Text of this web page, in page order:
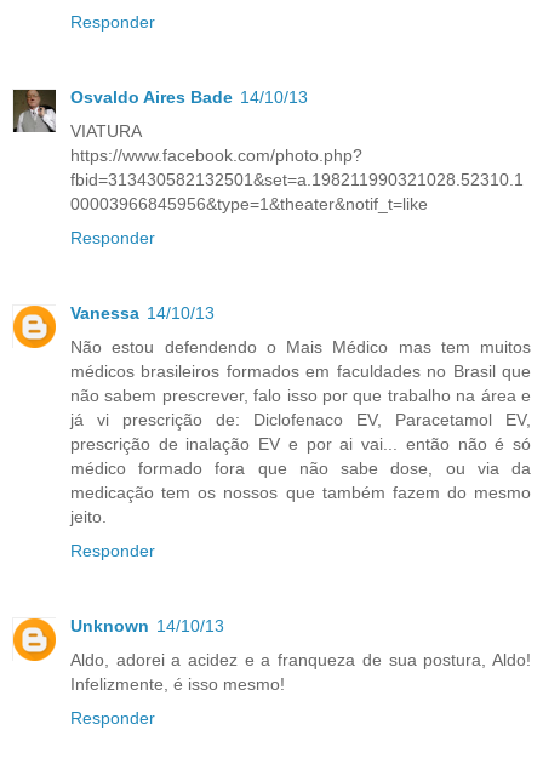
Responder
Osvaldo Aires Bade 14/10/13
VIATURA
https://www.facebook.com/photo.php?
fbid=313430582132501&set=a.198211990321028.52310.1
00003966845956&type=1&theater&notif_t=like
Responder
Vanessa 14/10/13
Não estou defendendo o Mais Médico mas tem muitos
médicos brasileiros formados em faculdades no Brasil que
não sabem prescrever, falo isso por que trabalho na área e
já vi prescrição de: Diclofenaco EV, Paracetamol EV,
prescrição de inalação EV e por ai vai... então não é só
médico formado fora que não sabe dose, ou via da
medicação tem os nossos que também fazem do mesmo
jeito.
Responder
Unknown 14/10/13
Aldo, adorei a acidez e a franqueza de sua postura, Aldo!
Infelizmente, é isso mesmo!
Responder